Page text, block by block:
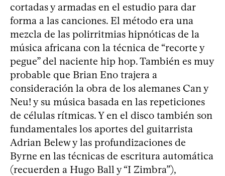
cortadas y armadas en el estudio para dar
forma a las canciones. El método era una
mezcla de las polirritmias hipnóticas de la
música africana con la técnica de “recorte y
pegue” del naciente hip hop. También es muy
probable que Brian Eno trajera a
consideración la obra de los alemanes Can y
Neu! y su música basada en las repeticiones
de células rítmicas. Y en el disco también son
fundamentales los aportes del guitarrista
Adrian Belew y las profundizaciones de
Byrne en las técnicas de escritura automática
(recuerden a Hugo Ball y “I Zimbra”),